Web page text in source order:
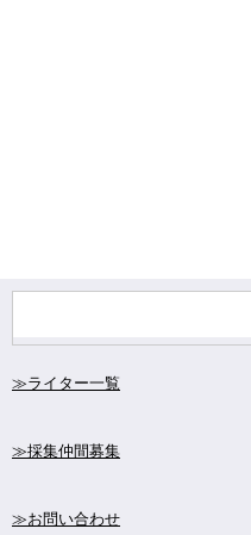
≫ライター一覧
≫採集仲間募集
≫お問い合わせ